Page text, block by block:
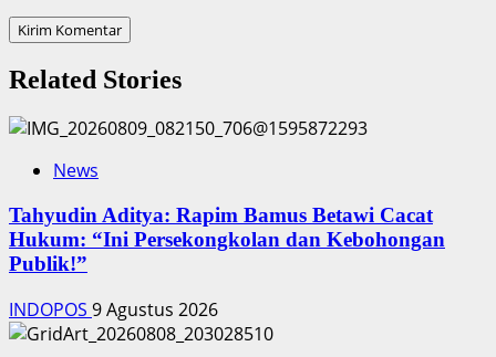
Related Stories
News
‎Tahyudin Aditya: Rapim Bamus Betawi Cacat
Hukum: “Ini Persekongkolan dan Kebohongan
Publik!”
INDOPOS 9 Agustus 2026